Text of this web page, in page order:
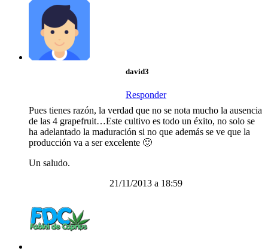
david3
Responder
Pues tienes razón, la verdad que no se nota mucho la ausencia
de las 4 grapefruit…Este cultivo es todo un éxito, no solo se
ha adelantado la maduración si no que además se ve que la
producción va a ser excelente 🙂
Un saludo.
21/11/2013 a 18:59